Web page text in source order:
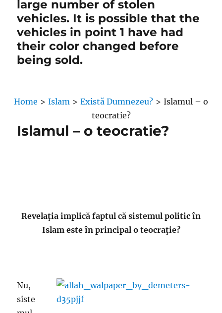
large number of stolen
vehicles. It is possible that the
vehicles in point 1 have had
their color changed before
being sold.
Home > Islam > Există Dumnezeu? > Islamul – o
teocratie?
Islamul – o teocratie?
Revelaţia implică faptul că sistemul politic în
Islam este în principal o teocraţie?
Nu,
siste